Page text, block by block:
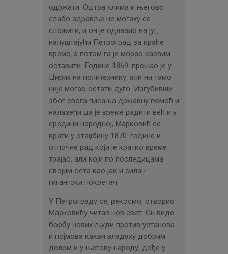
одржати. Оштра клима и његово
слабо здравље не могаху се
сложити, и он је одлазио на југ,
напуштајући Петроград за краће
време, а потом га је морао сасвим
оставити. Године 1869. прешао је у
Цирих на политехнику, али ни тамо
није могао остати дуго. Изгубивши
због свога писања државну помоћ и
налазећи да је време радити већ и у
средини народној, Марковић се
врати у отаџбину 1870. године и
отпочне рад који је кратко време
трајао, али који по последицама
својим оста као јак и силан
гигантски покретач.
У Петрограду се, рекосмо, отворио
Марковићу читав нов свет. Он виде
борбу нових људи против установа
и појмова какви владаху добрим
делом и у његову народу; дође у